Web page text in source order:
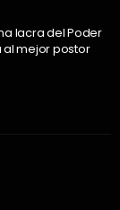
lacra del Poder
al mejor postor